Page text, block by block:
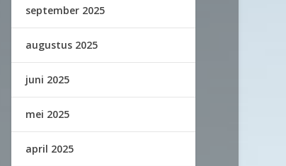
september 2025
augustus 2025
juni 2025
mei 2025
april 2025